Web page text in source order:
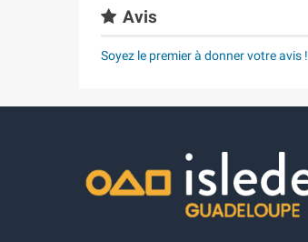
Avis
Soyez le premier à donner votre avis !